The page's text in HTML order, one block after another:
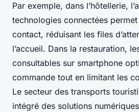
Par exemple, dans l’hôtellerie,
technologies connectées
contact, réduisant les files
l’accueil. Dans la restauration,
consultables sur smartphone
commande tout en limitant les
Le secteur des transports
intégré des solutions